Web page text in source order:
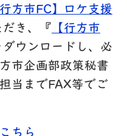
行方市FC】ロケ支援
き、『 【行方市
ダウンロードし、必
市企画部政策秘書
当までFAX等でご
こちら